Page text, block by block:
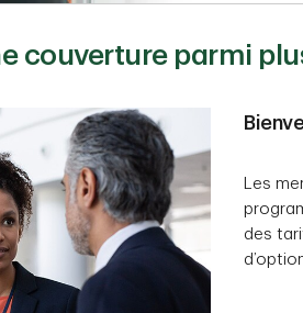
couverture parmi
Les
des